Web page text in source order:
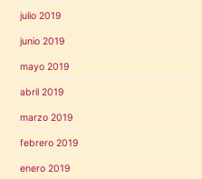
julio 2019
junio 2019
mayo 2019
abril 2019
marzo 2019
febrero 2019
enero 2019